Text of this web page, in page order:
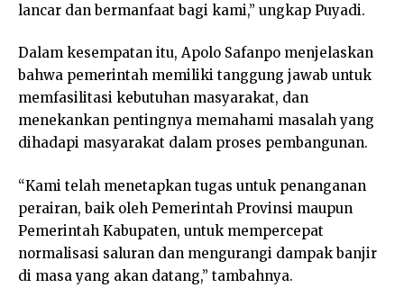
lancar dan bermanfaat bagi kami,” ungkap Puyadi.
Dalam kesempatan itu, Apolo Safanpo menjelaskan
bahwa pemerintah memiliki tanggung jawab untuk
memfasilitasi kebutuhan masyarakat, dan
menekankan pentingnya memahami masalah yang
dihadapi masyarakat dalam proses pembangunan.
“Kami telah menetapkan tugas untuk penanganan
perairan, baik oleh Pemerintah Provinsi maupun
Pemerintah Kabupaten, untuk mempercepat
normalisasi saluran dan mengurangi dampak banjir
di masa yang akan datang,” tambahnya.